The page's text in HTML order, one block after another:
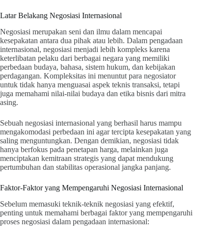
Latar Belakang Negosiasi Internasional
Negosiasi merupakan seni dan ilmu dalam mencapai
kesepakatan antara dua pihak atau lebih. Dalam pengadaan
internasional, negosiasi menjadi lebih kompleks karena
keterlibatan pelaku dari berbagai negara yang memiliki
perbedaan budaya, bahasa, sistem hukum, dan kebijakan
perdagangan. Kompleksitas ini menuntut para negosiator
untuk tidak hanya menguasai aspek teknis transaksi, tetapi
juga memahami nilai-nilai budaya dan etika bisnis dari mitra
asing.
Sebuah negosiasi internasional yang berhasil harus mampu
mengakomodasi perbedaan ini agar tercipta kesepakatan yang
saling menguntungkan. Dengan demikian, negosiasi tidak
hanya berfokus pada penetapan harga, melainkan juga
menciptakan kemitraan strategis yang dapat mendukung
pertumbuhan dan stabilitas operasional jangka panjang.
Faktor-Faktor yang Mempengaruhi Negosiasi Internasional
Sebelum memasuki teknik-teknik negosiasi yang efektif,
penting untuk memahami berbagai faktor yang mempengaruhi
proses negosiasi dalam pengadaan internasional: